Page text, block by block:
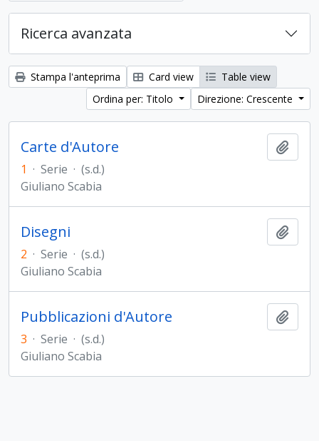
Ricerca avanzata
Stampa l'anteprima Card view
Table view
Ordina per: Titolo
Direzione: Crescente
Carte d'Autore
1 · Serie · (s.d.)
Giuliano Scabia
Disegni
2 · Serie · (s.d.)
Giuliano Scabia
Pubblicazioni d'Autore
3 · Serie · (s.d.)
Giuliano Scabia